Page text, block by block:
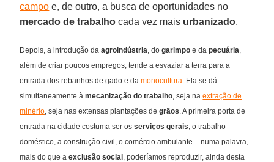
campo e, de outro, a busca de oportunidades no
mercado de trabalho cada vez mais urbanizado.
Depois, a introdução daagroindústria , dogarimpo e dapecuária
além de criar poucos empregos, tende a esvaziar a terra para a
entrada dos rebanhos de gado e damonocultura . Ela se dá
simultaneamente àmecanização do trabalho , seja naextração de
minério , seja nas extensas plantações degrãos . A primeira porta de
entrada na cidade costuma ser osserviços gerais , o trabalho
doméstico, a construção civil, o comércio ambulante – numa palavra,
mais do que aexclusão social , poderíamos reproduzir, ainda desta